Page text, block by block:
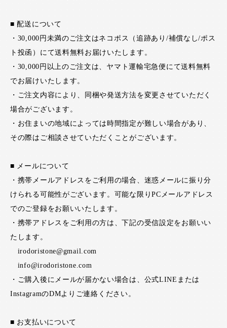
■ 配送について
・30,000円未満のご注文はネコポス（追跡あり/補償なし/ポス
ト投函）にて送料無料お届けいたします。
・30,000円以上のご注文は、ヤマト運輸宅急便にて送料無料
でお届けいたします。
・ご注文内容により、同梱や発送方法を変更させていただく
場合がございます。
・お住まいの地域によっては時間指定が難しい場合があり、
その際はご相談させていただくことがございます。
■ メールについて
・携帯メールアドレスをご利用の場合、迷惑メールに振り分
けられる可能性がございます。可能な限りPCメールアドレス
でのご登録をお願いいたします。
・携帯アドレスをご利用の方は、下記の受信設定をお願いい
たします。
irodoristone@gmail.com
info@irodoristone.com
・ご購入後にメールが届かない場合は、公式LINEまたは
InstagramのDMよりご連絡ください。
■ お支払いについて